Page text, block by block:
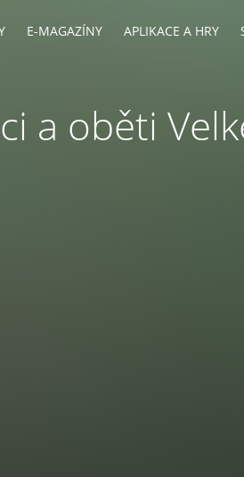
E-MAGAZÍNY APLIKACE A HRY
a oběti